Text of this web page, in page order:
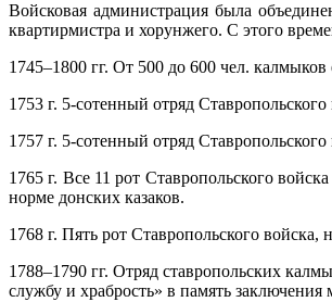
Войсковая администрация была
квартирмистра и хорунжего. С этого
1745–1800 гг. От 500 до 600 чел.
1753 г. 5-сотенный отряд
1757 г. 5-сотенный отряд
1765 г. Все 11 рот Ставропольского
норме донских казаков.
1768 г. Пять рот Ставропольского
1788–1790 гг. Отряд ставропольских
службу и храбрость» в память